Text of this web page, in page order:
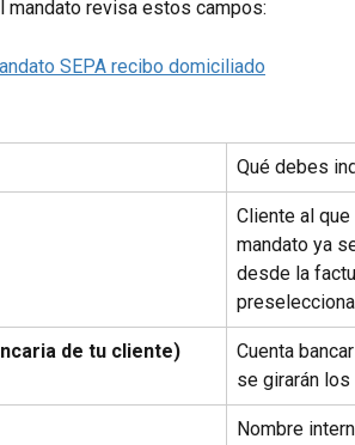
mandato revisa estos campos:
Qué debes
Cliente al
mandato ya
desde la
de tu cliente)
Cuenta
se girarán
Nombre